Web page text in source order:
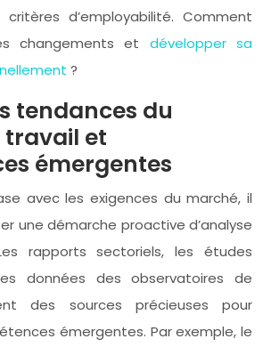
d’employabilité. Comment
changements et développer sa
?
tendances du
et
émergentes
avec les exigences du marché, il
une démarche proactive d’analyse
rapports sectoriels, les études
données des observatoires de
des sources précieuses pour
émergentes. Par exemple, le